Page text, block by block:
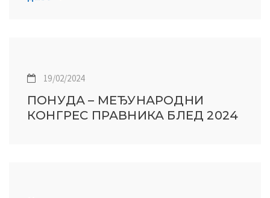
19/02/2024
ПОНУДА – МЕЂУНАРОДНИ
КОНГРЕС ПРАВНИКА БЛЕД 2024